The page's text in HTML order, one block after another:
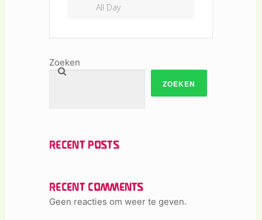
All Day
Zoeken
ZOEKEN
RECENT POSTS
RECENT COMMENTS
Geen reacties om weer te geven.